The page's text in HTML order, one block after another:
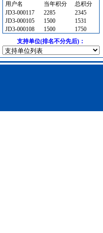
石英灯
[采购中]
墙地面砖
[采购中]
防火阀 [采购中]
供水设备 [采购中]
卫浴洁具 [采购中]
用户名 当年积分
总积分
JD3-000117
2285
2345
JD3-000105
1500
1531
JD3-000108
1500
1750
支持单位(排名不分先后)：